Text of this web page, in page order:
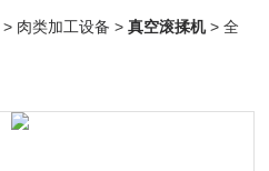
> 肉类加工设备 >真空滚揉机> 全